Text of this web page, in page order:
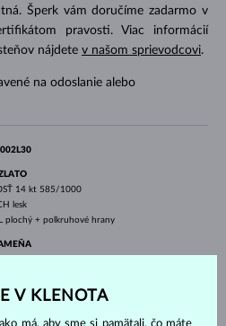
Šperk vám doručíme zadarmo v
pravosti. Viac informácií
nájdete v našom sprievodcovi.
na odoslanie alebo
14 kt 585/1000
lesk
plochý + polkruhové hrany
V KLENOTA
má, aby sme si pamätali, čo máte